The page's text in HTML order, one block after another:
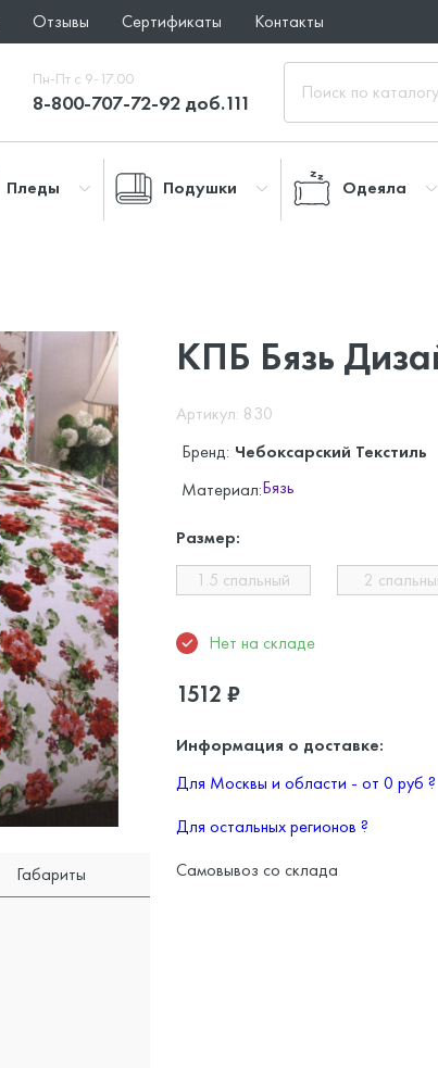
Отзывы Сертификаты Контакты
Пн-Пт с 9-17.00
8-800-707-72-92 доб.111
Пледы Подушки Одеяла
Габариты
КПБ Бязь
Артикул: 830
Бренд: Чебоксарский Текстиль
Материал:Бязь
Размер:
1.5 спальный
2
Нет на складе
1512₽
Информация о доставке:
Для Москвы и области - от 0 руб?
Для остальных регионов?
Самовывоз со склада